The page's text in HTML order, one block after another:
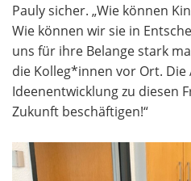
Pauly sicher. „Wie können
Wie können wir sie in
uns für ihre Belange stark
die Kolleg*innen vor Ort.
Ideenentwicklung zu diesen
Zukunft beschäftigen!“